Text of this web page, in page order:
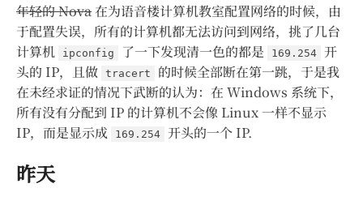
年轻的 Nova在为语音楼计算机教室配置网络的时候，由
于配置失误，所有的计算机都无法访问到网络，挑了几台
计算机
ipconfig 了一下发现清一色的都是 169.254 开
头的 IP，且做 tracert
的时候全部断在第一跳，于是我
在未经求证的情况下武断的认为：在 Windows 系统下，
所有没有分配到 IP 的计算机不会像 Linux 一样不显示
IP，而是显示成
169.254 开头的一个 IP.
昨天